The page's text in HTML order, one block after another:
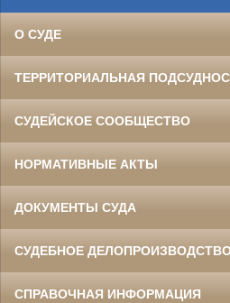
О СУДЕ
ТЕРРИТОРИАЛЬНАЯ
СУДЕЙСКОЕ СООБЩЕСТВО
НОРМАТИВНЫЕ АКТЫ
ДОКУМЕНТЫ СУДА
СУДЕБНОЕ
СПРАВОЧНАЯ ИНФОРМАЦИЯ